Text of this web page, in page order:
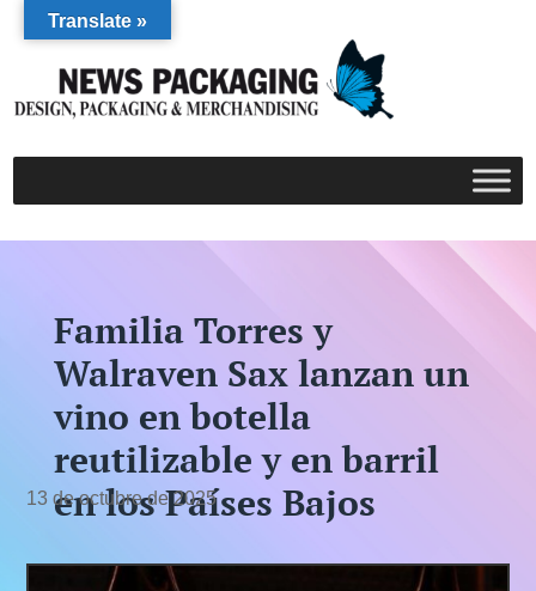
Familia Torres y
Walraven Sax lanzan un
vino en botella
reutilizable y en barril
en los Países Bajos
13 de octubre de 2025
Translate »